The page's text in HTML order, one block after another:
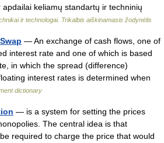
keliamų standartų ir techninių
ir technologai. Trikalbis aiškinamasis žodynėlis
— An exchange of cash flows, one of
interest rate and one of which is based
in which the spread (difference)
interest rates is determined when
dictionary
— is a system for setting the prices
The central idea is that
required to charge the price that would